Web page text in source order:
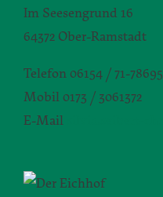
Im Seesengrund 16
64372 Ober-Ramstadt
Telefon 06154 / 71-78695
Mobil 0173 / 3061372
E-Mail